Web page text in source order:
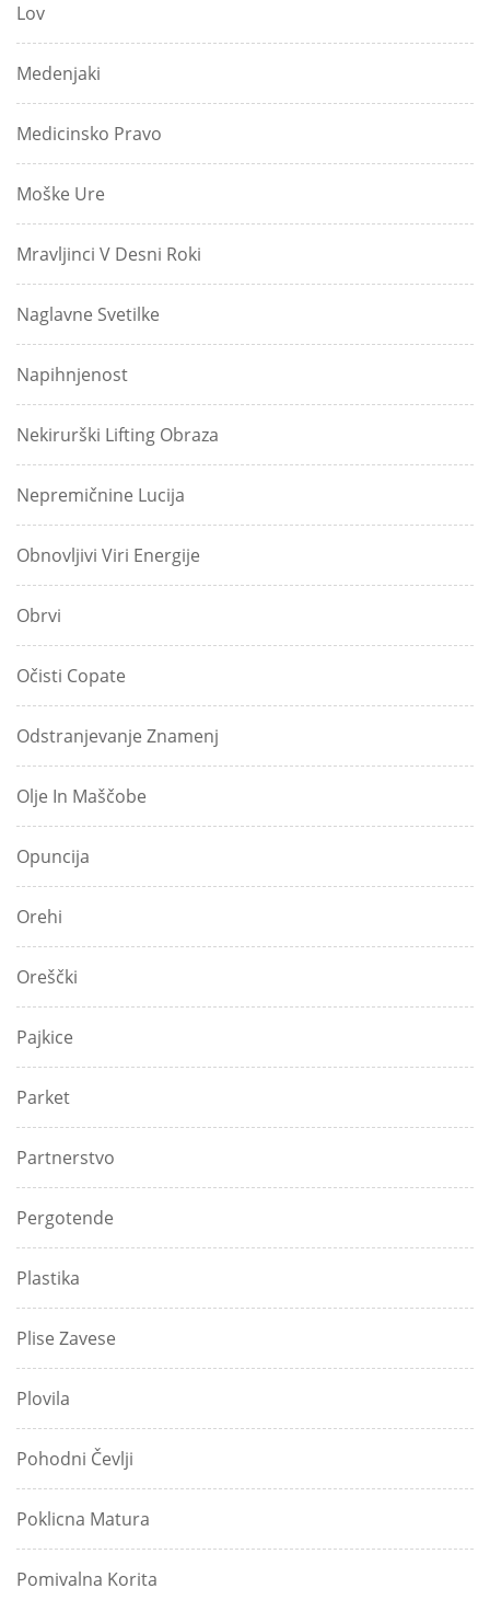
Lov
Medenjaki
Medicinsko Pravo
Moške Ure
Mravljinci V Desni Roki
Naglavne Svetilke
Napihnjenost
Nekirurški Lifting Obraza
Nepremičnine Lucija
Obnovljivi Viri Energije
Obrvi
Očisti Copate
Odstranjevanje Znamenj
Olje In Maščobe
Opuncija
Orehi
Oreščki
Pajkice
Parket
Partnerstvo
Pergotende
Plastika
Plise Zavese
Plovila
Pohodni Čevlji
Poklicna Matura
Pomivalna Korita